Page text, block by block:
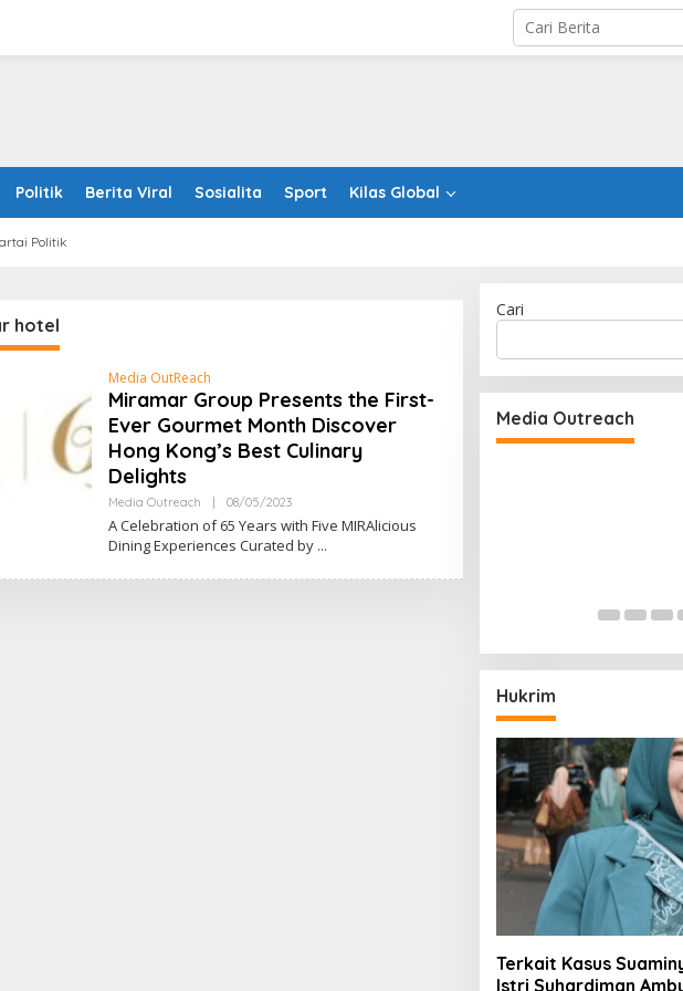
Politik Berita Viral Sosialita Sport Kilas Global
Politik
hotel
Media OutReach
Miramar Group Presents the First-
Ever Gourmet Month Discover
Hong Kong’s Best Culinary
Delights
Media Outreach 08/05/2023Oleh
A Celebration of 65 Years with Five MIRAlicious
Dining Experiences Curated by
Cari
Media Outreach
Initiative
at Insurance Asia
Holistic Way Unveils New Plant-
Based Menopause Relief
Supplement
Woh Hup
Innovation with
Sauces
Hukrim
Terkait Kasus
Istri Suhardiman